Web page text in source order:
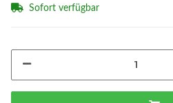
Sofort verfügbar